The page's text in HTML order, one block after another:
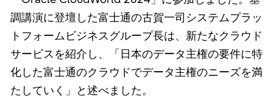
調講演に登壇した富士通の古賀一司システムプラッ
トフォームビジネスグループ長は、新たなクラウド
サービスを紹介し、「日本のデータ主権の要件に特
化した富士通のクラウドでデータ主権のニーズを満
たしていく」と述べました。